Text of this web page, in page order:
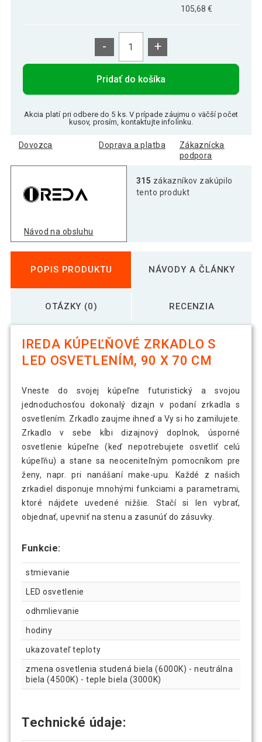
105,68 €
- +
Pridať do košíka
Akcia platí pri odbere do 5 ks. V prípade záujmu o väčší počet
kusov, prosím, kontaktujte infolinku.
Dovozca Doprava a platba
Zákaznícka
podpora
Návod na obsluhu
315 zákazníkov zakúpilo
tento produkt
POPIS PRODUKTU NÁVODY A ČLÁNKY
OTÁZKY (0) RECENZIA
IREDA KÚPEĽŇOVÉ ZRKADLO S
LED OSVETLENÍM, 90 X 70 CM
Vneste do svojej kúpeľne futuristický a svojou
jednoduchosťou dokonalý dizajn v podaní zrkadla s
osvetlením. Zrkadlo zaujme ihneď a Vy si ho zamilujete.
Zrkadlo v sebe kĺbi dizajnový doplnok, úsporné
osvetlenie kúpeľne (keď nepotrebujete osvetliť celú
kúpeľňu) a stane sa neoceniteľným pomocníkom pre
ženy, napr. pri nanášaní make-upu. Každé z našich
zrkadiel disponuje mnohými funkciami a parametrami,
ktoré nájdete uvedené nižšie. Stačí si len vybrať,
objednať, upevniť na stenu a zasunúť do zásuvky.
Funkcie:
stmievanie
LED osvetlenie
odhmlievanie
hodiny
ukazovateľ teploty
zmena osvetlenia studená biela (6000K) - neutrálna
biela (4500K) - teple biela (3000K)
Technické údaje: